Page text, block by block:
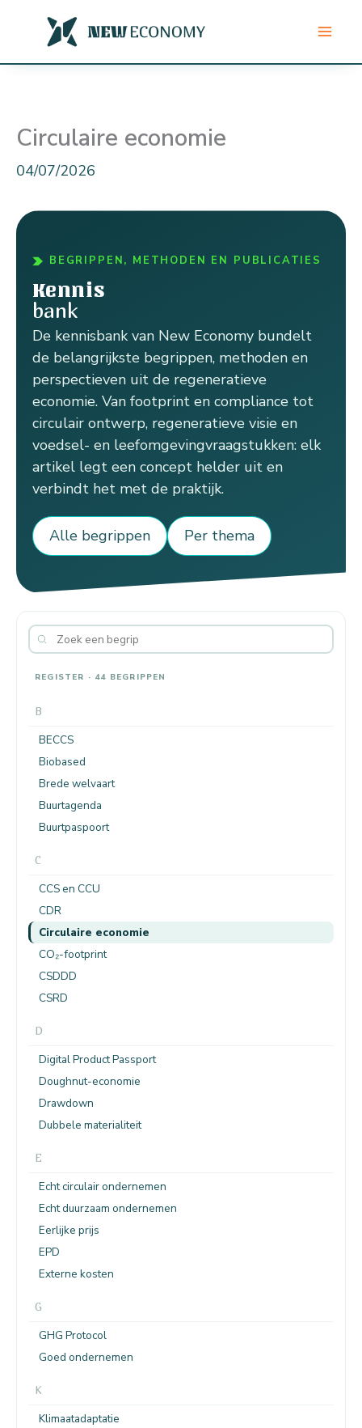
de
Circulaire economie
04/07/2026
BEGRIPPEN, METHODEN EN PUBLICATIES
Kennis
bank
De kennisbank van New Economy bundelt
de belangrijkste begrippen, methoden en
perspectieven uit de regeneratieve
economie. Van footprint en compliance tot
circulair ontwerp, regeneratieve visie en
voedsel- en leefomgevingvraagstukken: elk
artikel legt een concept helder uit en
verbindt het met de praktijk.
Alle begrippen Per thema
REGISTER · 44 BEGRIPPEN
B
BECCS
Biobased
Brede welvaart
Buurtagenda
Buurtpaspoort
C
CCS en CCU
CDR
Circulaire economie
CO₂-footprint
CSDDD
CSRD
D
Digital Product Passport
Doughnut-economie
Drawdown
Dubbele materialiteit
E
Echt circulair ondernemen
Echt duurzaam ondernemen
Eerlijke prijs
EPD
Externe kosten
G
GHG Protocol
Goed ondernemen
K
Klimaatadaptatie